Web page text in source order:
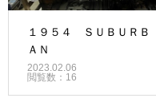
１９５４ ＳＵＢＵＲＢ
ＡＮ
2023.02.06
閲覧数：16